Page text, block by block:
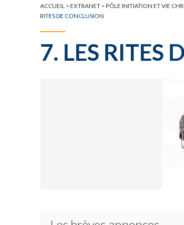
ACCUEIL > EXTRANET > PÔLE INITIATION ET VIE
RITES DE CONCLUSION
7. LES RITES